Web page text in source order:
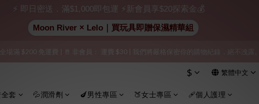
貨」（無店鋪資訊、一般紙箱）、隱私保護、加密付款、立即註冊成為會員！
貨」（無店鋪資訊、一般紙箱）、隱私保護、加密付款、立即註冊成為會員！
加入會員即享$20購物金  訂單商品好評再享$15購物金
場滿 $200 免運費 | 🚪 非會員： 運費 $30 | 我們將嚴格保密你的購物紀錄，絕不洩露。
貨」（無店鋪資訊、一般紙箱）、隱私保護、加密付款、立即註冊成為會員！
$ 繁體中文
套 💦潤滑劑 🍆男性專區 🍑女士專區 🩹個人護理
⚡ 即日密送．滿$1,000即包運 ⚡新會員享$20探索金💰
Moon River × Lelo｜買玩具即贈保濕精華組